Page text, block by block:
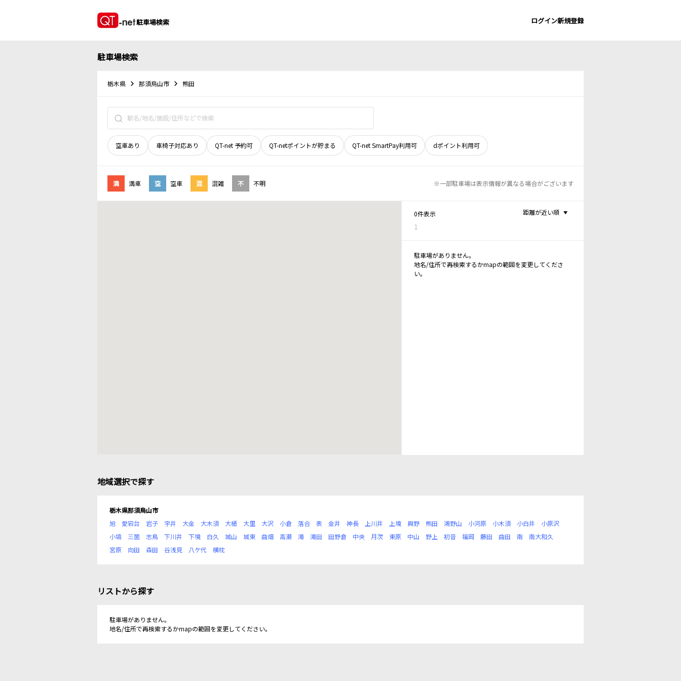
駐車場検索 ログイン新規登録
駐車場検索
栃木県 那須烏山市 熊田
空車あり 車椅子対応あり QT-net 予約可 QT-netポイントが貯まる QT-net SmartPay利用可 dポイント利用可
満 満車 空 空車 混 混雑 不 不明 ※一部駐車場は表示情報が異なる場合がございます
0件表示
1
距離が近い順
駐車場がありません。
地名/住所で再検索するかmapの範囲を変更してくださ
い。
地域選択で探す
栃木県那須烏山市
旭
愛宕台 岩子 宇井 大金 大木須 大桶 大里 大沢 小倉 落合 表 金井 神長 上川井 上境 興野 熊田 鴻野山 小河原 小木須 小白井
小原沢
小塙
三箇 志鳥 下川井 下境 白久 城山 城東 曲畑 高瀬 滝 滝田 田野倉 中央 月次 東原 中山 野上 初音 福岡 藤田 曲田 南
南大和久
宮原
向田 森田 谷浅見 八ケ代 横枕
リストから探す
駐車場がありません。
地名/住所で再検索するかmapの範囲を変更してください。